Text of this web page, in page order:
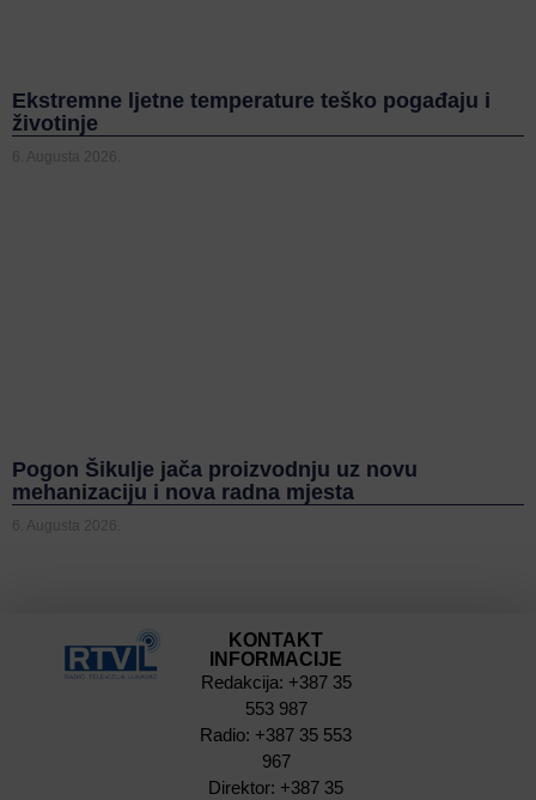
Ekstremne ljetne temperature teško pogađaju i
životinje
6. Augusta 2026.
Pogon Šikulje jača proizvodnju uz novu
mehanizaciju i nova radna mjesta
6. Augusta 2026.
KONTAKT
INFORMACIJE
Redakcija: +387 35
553 987
Radio: +387 35 553
967
Direktor: +387 35